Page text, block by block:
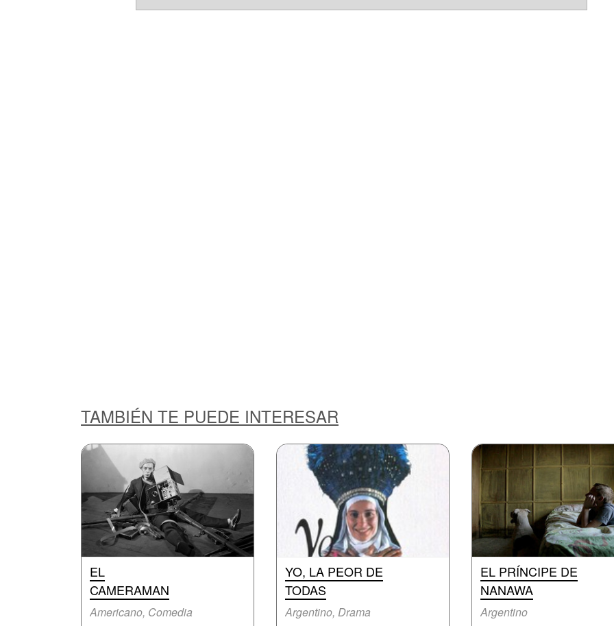
TAMBIÉN TE PUEDE INTERESAR
EL
CAMERAMAN
Americano, Comedia
YO, LA PEOR DE
TODAS
Argentino, Drama
EL PRÍNCIPE DE
NANAWA
Argentino